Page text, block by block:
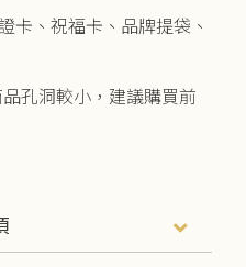
卡、祝福卡、品牌提袋、
孔洞較小，建議購買前